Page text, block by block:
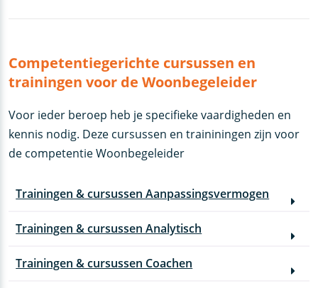
Competentiegerichte cursussen en
trainingen voor de Woonbegeleider
Voor ieder beroep heb je specifieke vaardigheden en
kennis nodig. Deze cursussen en traininingen zijn voor
de competentie Woonbegeleider
Trainingen & cursussen Aanpassingsvermogen
Trainingen & cursussen Analytisch
Trainingen & cursussen Coachen